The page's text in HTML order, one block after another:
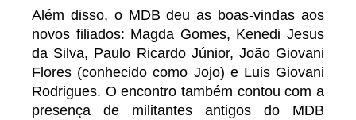
Além disso, o MDB deu as boas-vindas aos
novos filiados: Magda Gomes, Kenedi Jesus
da Silva, Paulo Ricardo Júnior, João Giovani
Flores (conhecido como Jojo) e Luis Giovani
Rodrigues. O encontro também contou com a
presença de militantes antigos do MDB